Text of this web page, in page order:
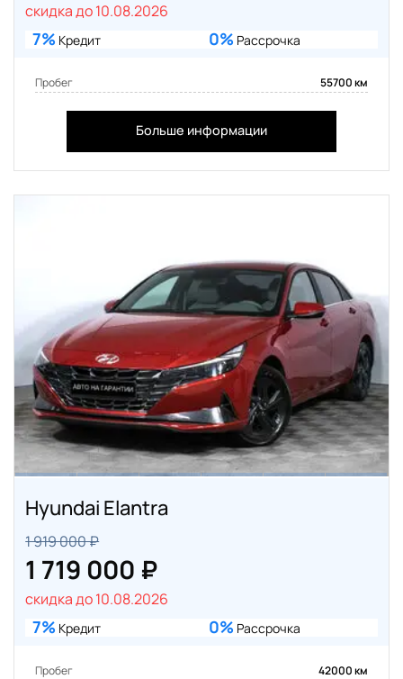
скидка до 10.08.2026
7% Кредит 0% Рассрочка
Пробег 55700 км
Больше информации
Hyundai Elantra
1 919 000 ₽
1 719 000 ₽
скидка до 10.08.2026
7% Кредит 0% Рассрочка
Пробег 42000 км